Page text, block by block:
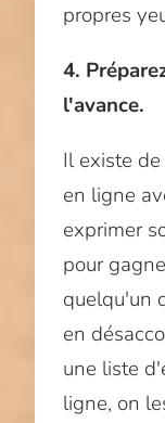
propres
4.
l'avance.
Il existe
en ligne
exprimer
pour
quelqu'un
en
une liste
ligne, on